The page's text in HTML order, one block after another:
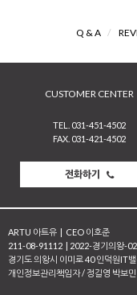
Q & A /
CUSTOMER CENTER
TEL. 031-451-4502
FAX. 031-421-4502
전화하기
ARTU 아트유 | CEO 이호준
211-08-91112 | 2022-경기의왕-
경기도 의왕시 이미로 40 인덕원IT
개인정보관리책임자 / 정길영 박보민